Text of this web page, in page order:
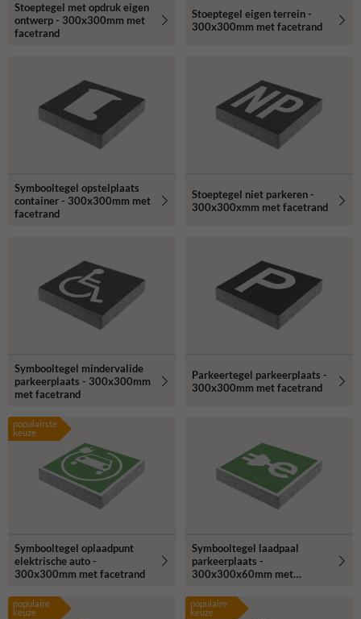
Stoeptegel met opdruk eigen
ontwerp - 300x300mm met
facetrand
Stoeptegel eigen terrein -
300x300mm met facetrand
Symbooltegel opstelplaats
container - 300x300mm met
facetrand
Stoeptegel niet parkeren -
300x300xmm met facetrand
Symbooltegel mindervalide
parkeerplaats - 300x300mm
met facetrand
Parkeertegel parkeerplaats -
300x300mm met facetrand
populairste
keuze
Symbooltegel oplaadpunt
elektrische auto -
300x300mm met facetrand
Symbooltegel laadpaal
parkeerplaats -
300x300x60mm met
populaire
keuze
populaire
keuze